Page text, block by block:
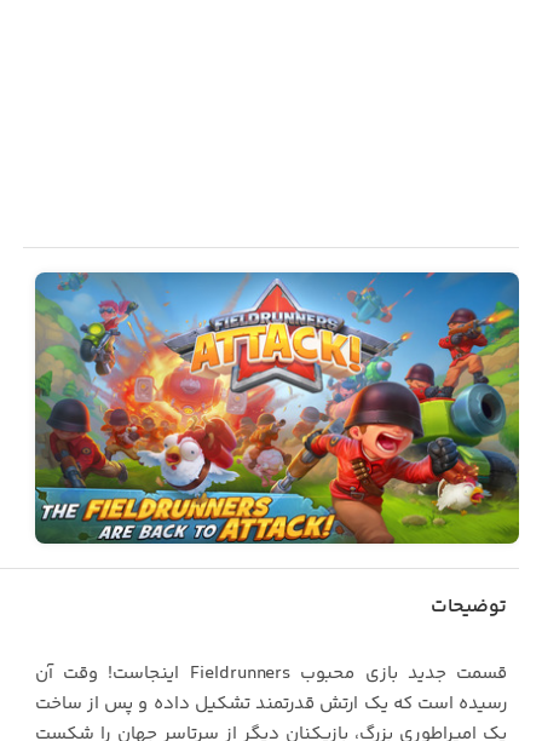
توضیحات
قسمت جدید بازی محبوب Fieldrunners اینجاست! وقت آن
رسیده است که یک ارتش قدرتمند تشکیل داده و پس از ساخت
یک امپراطوری بزرگ، بازیکنان دیگر از سرتاسر جهان را شکست